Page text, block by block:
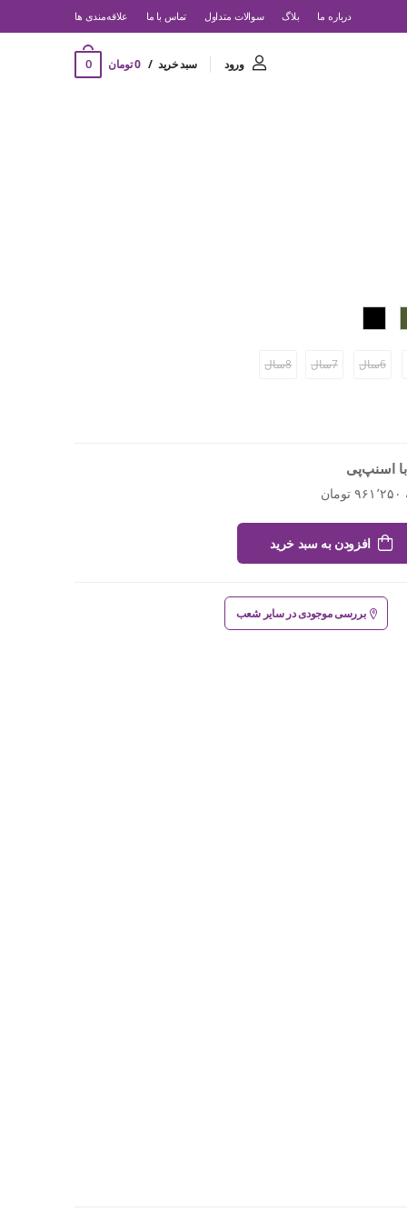
درباره ما بلاگ سوالات متداول تماس با ما ‌علاقه‌مندی ها
ورود سبد خرید 0 تومان 0
6سال 7سال 8سال
اسنپ‌پی
افزودن به سبد خرید
بررسی موجودی در سایر شعب